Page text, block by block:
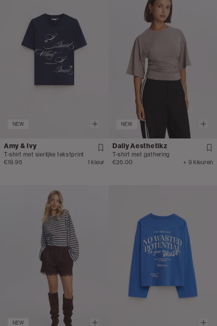
NEW
Amy & Ivy
T-shirt met sierlijke tekstprint
€19.95
1 kleur
NEW
Daily Aesthetikz
T-shirt met gathering
€25.00
+ 9 kleuren
NEW